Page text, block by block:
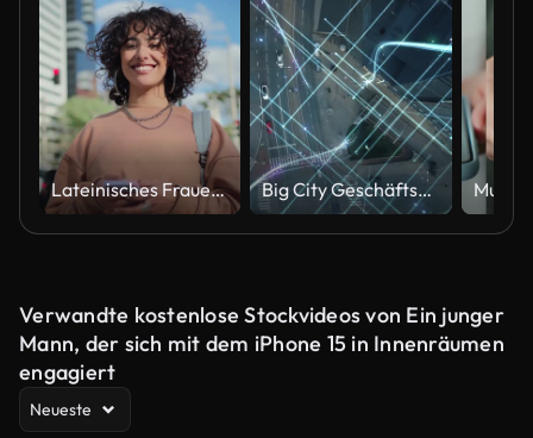
Lateinisches Frauenporträt in der Stadt Big City Geschäftsmann verwendet Smartphone, steht auf Crowded Street. E-Commerce Visualisierung von Informationsleitungen, die vom Mobiltelefon in das globale digitale Netzwerk fliegen. Top Down Zoom out Aerial Drone Shot
Verwandte kostenlose Stockvideos von Ein junger
Mann, der sich mit dem iPhone 15 in Innenräumen
engagiert
Neueste